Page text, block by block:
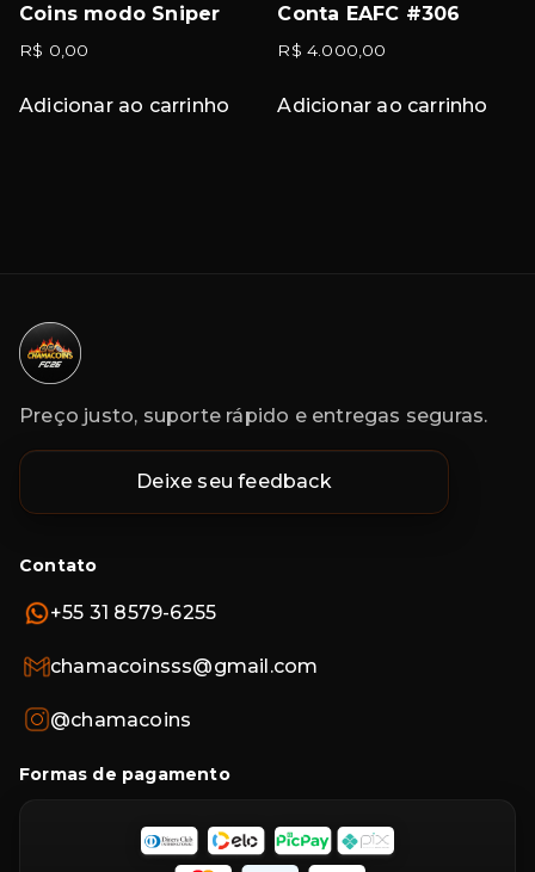
Coins modo Sniper
R$ 0,00
Adicionar ao carrinho
Conta EAFC #306
R$ 4.000,00
Adicionar ao carrinho
Preço justo, suporte rápido e entregas seguras.
Deixe seu feedback
Contato
+55 31 8579-6255
chamacoinsss@gmail.com
@chamacoins
Formas de pagamento